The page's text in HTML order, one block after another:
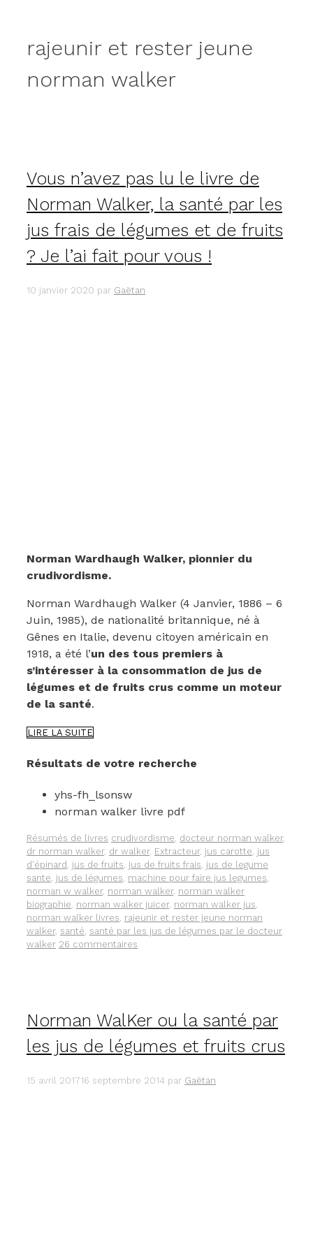
rajeunir et rester jeune
norman walker
Vous n’avez pas lu le livre de
Norman Walker, la santé par les
jus frais de légumes et de fruits
? Je l’ai fait pour vous !
10 janvier 2020 par Gaëtan
Norman Wardhaugh Walker, pionnier du
crudivordisme.
Norman Wardhaugh Walker (4 Janvier, 1886 – 6
Juin, 1985), de nationalité britannique, né à
Gênes en Italie, devenu citoyen américain en
1918, a été l’un des tous premiers à
s’intéresser à la consommation de jus de
légumes et de fruits crus comme un moteur
de la santé.
LIRE LA SUITEVOUS
LU
LIVRE
DE
WALKER,
LA
SANTÉ
PAR
LES
JUS
FRAIS
DE
LÉGUMES
L’AI
POUR
Résultats de votre recherche
yhs-fh_lsonsw
norman walker livre pdf
Catégories
Résumés de livres Étiquettes
crudivordisme, docteur norman walker,
dr norman walker, dr walker, Extracteur, jus carotte, jus
d'épinard , jus de fruits, jus de fruits frais, jus de legume
sante, jus de légumes, machine pour faire jus legumes,
norman w walker, norman walker, norman walker
biographie, norman walker juicer, norman walker jus,
norman walker livres, rajeunir et rester jeune norman
walker, santé, santé par les jus de légumes par le docteur
walker 26 commentaires
Norman WalKer ou la santé par
les jus de légumes et fruits crus
15 avril 201716 septembre 2014 par Gaëtan